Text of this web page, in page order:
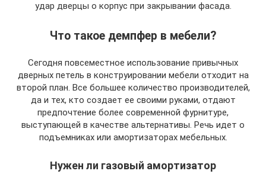
удар дверцы о корпус при закрывании фасада.
Что такое демпфер в мебели?
Сегодня повсеместное использование привычных
дверных петель в конструировании мебели отходит на
второй план. Все большее количество производителей,
да и тех, кто создает ее своими руками, отдают
предпочтение более современной фурнитуре,
выступающей в качестве альтернативы. Речь идет о
подъемниках или амортизаторах мебельных.
Нужен ли газовый амортизатор